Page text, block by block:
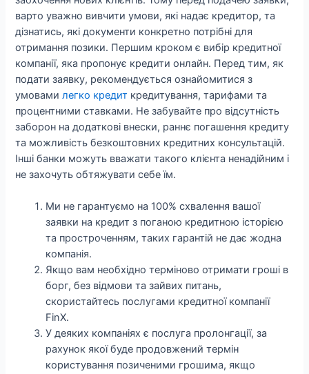
варто уважно вивчити умови, які надає кредитор, та
дізнатись, які документи конкретно потрібні для
отримання позики. Першим кроком є вибір кредитної
компанії, яка пропонує кредити онлайн. Перед тим, як
подати заявку, рекомендується ознайомитися з
умовамилегко кредит кредитування, тарифами та
процентними ставками. Не забувайте про відсутність
заборон на додаткові внески, раннє погашення кредиту
та можливість безкоштовних кредитних консультацій.
Інші банки можуть вважати такого клієнта ненадійним і
не захочуть обтяжувати себе їм.
Ми не гарантуємо на 100% схвалення вашої
заявки на кредит з поганою кредитною історією
та простроченням, таких гарантій не дає жодна
компанія.
Якщо вам необхідно терміново отримати гроші в
борг, без відмови та зайвих питань,
скористайтесь послугами кредитної компанії
FinX.
У деяких компаніях є послуга пролонгації, за
рахунок якої буде продовжений термін
користування позиченими грошима, якщо